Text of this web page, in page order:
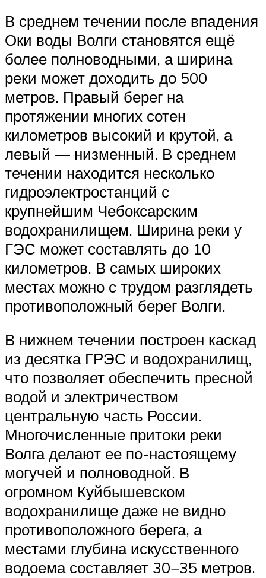
В среднем течении после впадения
Оки воды Волги становятся ещё
более полноводными, а ширина
реки может доходить до 500
метров. Правый берег на
протяжении многих сотен
километров высокий и крутой, а
левый — низменный. В среднем
течении находится несколько
гидроэлектростанций с
крупнейшим Чебоксарским
водохранилищем. Ширина реки у
ГЭС может составлять до 10
километров. В самых широких
местах можно с трудом разглядеть
противоположный берег Волги.
В нижнем течении построен каскад
из десятка ГРЭС и водохранилищ,
что позволяет обеспечить пресной
водой и электричеством
центральную часть России.
Многочисленные притоки реки
Волга делают ее по-настоящему
могучей и полноводной. В
огромном Куйбышевском
водохранилище даже не видно
противоположного берега, а
местами глубина искусственного
водоема составляет 30−35 метров.